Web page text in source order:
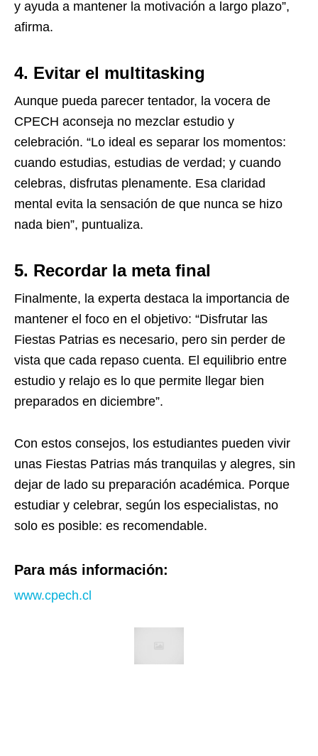
y ayuda a mantener la motivación a largo plazo”,
afirma.
4. Evitar el multitasking
Aunque pueda parecer tentador, la vocera de
CPECH aconseja no mezclar estudio y
celebración. “Lo ideal es separar los momentos:
cuando estudias, estudias de verdad; y cuando
celebras, disfrutas plenamente. Esa claridad
mental evita la sensación de que nunca se hizo
nada bien”, puntualiza.
5. Recordar la meta final
Finalmente, la experta destaca la importancia de
mantener el foco en el objetivo: “Disfrutar las
Fiestas Patrias es necesario, pero sin perder de
vista que cada repaso cuenta. El equilibrio entre
estudio y relajo es lo que permite llegar bien
preparados en diciembre”.
Con estos consejos, los estudiantes pueden vivir
unas Fiestas Patrias más tranquilas y alegres, sin
dejar de lado su preparación académica. Porque
estudiar y celebrar, según los especialistas, no
solo es posible: es recomendable.
Para más información:
www.cpech.cl